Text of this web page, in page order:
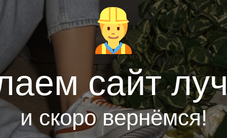
сайт
и скоро вернёмся!